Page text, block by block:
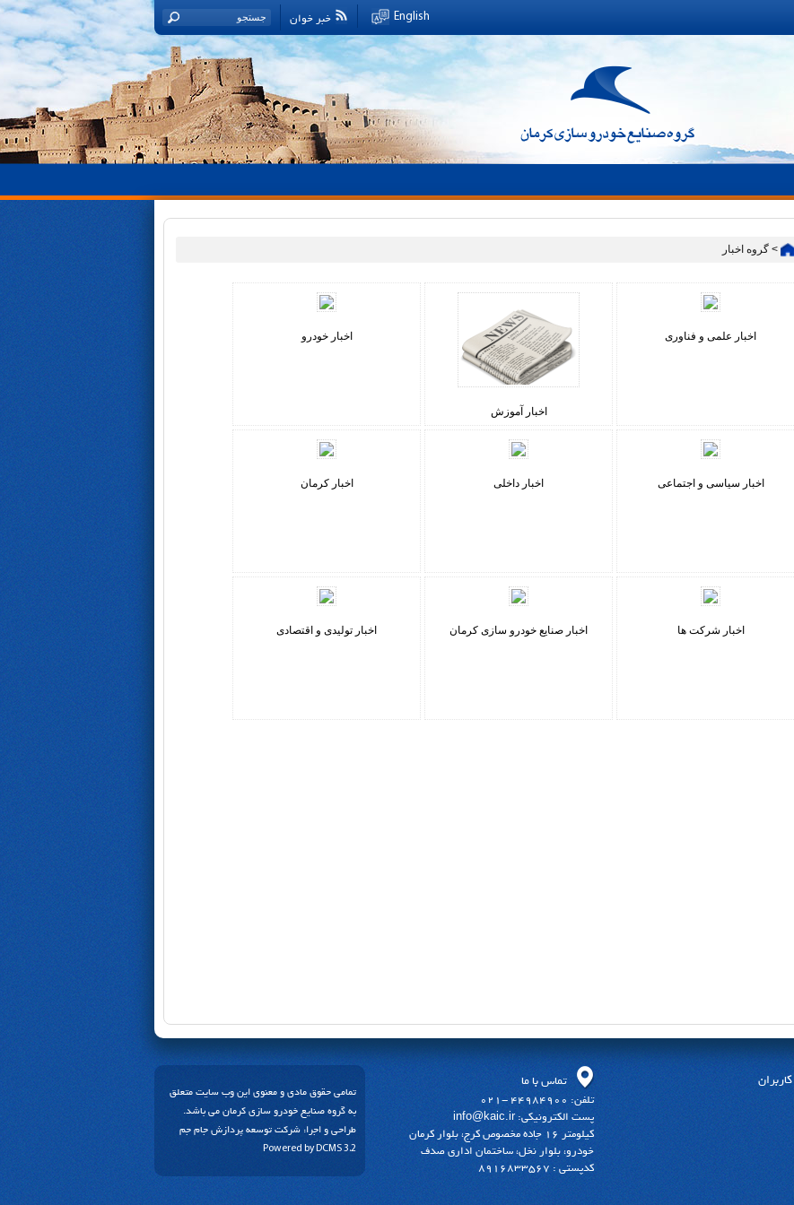
خبر خوان English
> گروه اخبار
اخبار علمی و فناوری
اخبار آموزش
اخبار خودرو
اخبار سیاسی و اجتماعی اخبار داخلی اخبار کرمان
اخبار شرکت ها اخبار صنایع خودرو سازی کرمان اخبار تولیدی و اقتصادی
کاربران
تماس با ما
تلفن: 44984900 -021
پست الکترونیکی: info@kaic.ir
کیلومتر 16 جاده مخصوص کرج، بلوار کرمان
خودرو، بلوار نخل، ساختمان اداری صدف
کدپستی : 8916833567
تمامی حقوق مادی و معنوی این وب سایت متعلق
به گروه صنایع خودرو سازی کرمان می باشد.
طراحی و اجرا: شرکت توسعه پردازش جام جم
Powered by DCMS 3.2